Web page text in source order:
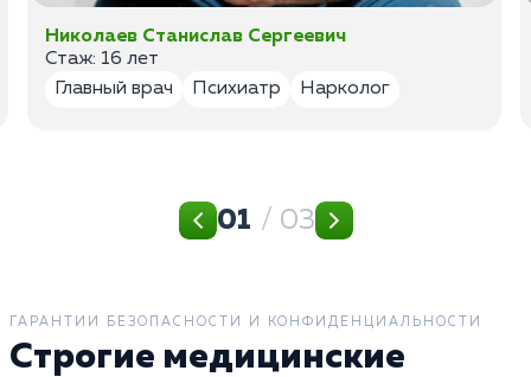
Николаев Станислав Сергеевич
Стаж: 16 лет
Главный врач
Психиатр Нарколог
01 / 03
ГАРАНТИИ БЕЗОПАСНОСТИ И КОНФИДЕНЦИАЛЬНОСТИ
Строгие медицинские